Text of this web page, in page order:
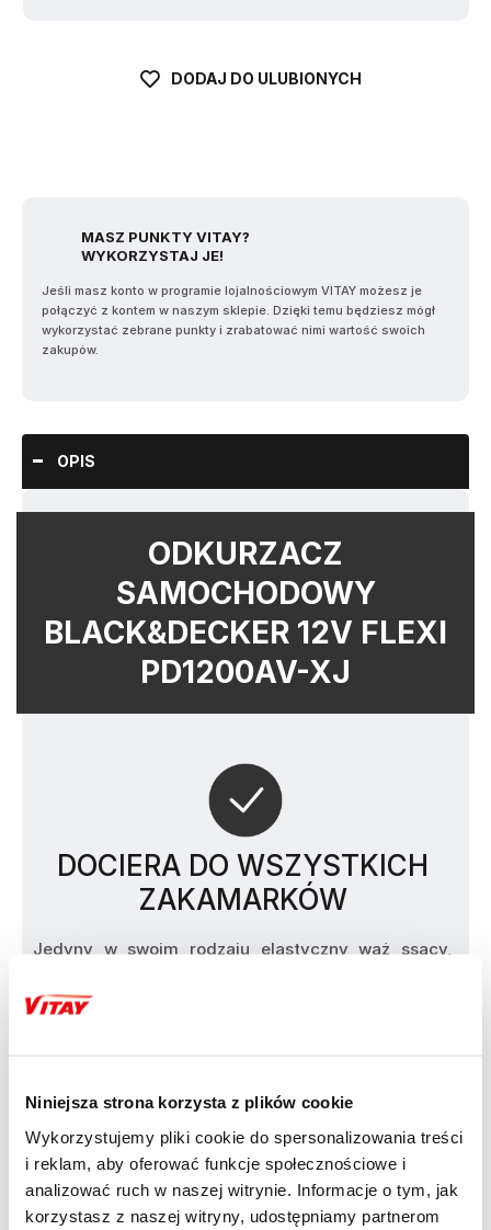
Niniejsza strona korzysta z plików cookie
Wykorzystujemy pliki cookie do spersonalizowania treści
i reklam, aby oferować funkcje społecznościowe i
analizować ruch w naszej witrynie. Informacje o tym, jak
korzystasz z naszej witryny, udostępniamy partnerom
DODAJ DO ULUBIONYCH
MASZ PUNKTY VITAY?
WYKORZYSTAJ JE!
Jeśli masz konto w programie lojalnościowym VITAY możesz je
połączyć z kontem w naszym sklepie. Dzięki temu będziesz mógł
wykorzystać zebrane punkty i zrabatować nimi wartość swoich
zakupów.
OPIS
ODKURZACZ
SAMOCHODOWY
BLACK&DECKER 12V FLEXI
PD1200AV-XJ
DOCIERA DO WSZYSTKICH
ZAKAMARKÓW
Jedyny w swoim rodzaju elastyczny wąż ssący,
miejscach samochodu. Kompaktowa konstrukcja,
dzięki opatentowanej technologii „motor-in-filter”.
oszacować, w jakim stopniu jest zapełniony
pojemnik, dodatkowo łatwe opróżnianie bez
kontaktu z brudem. Długa końcówka szczelinowa do
czyszczenia trudno dostępnych miejsc w
samochodzie, np. między/pod fotelami itp. 5-
metrowy kabel umożliwiający dotarcie do
wszystkich zakamarków.